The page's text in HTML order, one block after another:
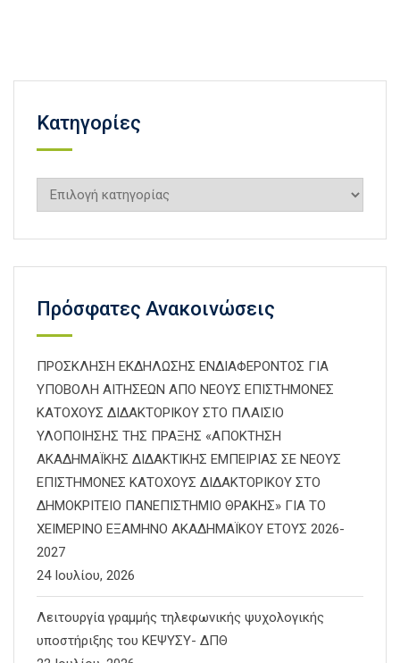
Kατηγορίες
Kατηγορίες
Πρόσφατες Ανακοινώσεις
ΠΡΟΣΚΛΗΣΗ ΕΚΔΗΛΩΣΗΣ ΕΝΔΙΑΦΕΡΟΝΤΟΣ ΓΙΑ
ΥΠΟΒΟΛΗ ΑΙΤΗΣΕΩΝ ΑΠΟ ΝΕΟΥΣ ΕΠΙΣΤΗΜΟΝΕΣ
ΚΑΤΟΧΟΥΣ ΔΙΔΑΚΤΟΡΙΚΟΥ ΣΤΟ ΠΛΑΙΣΙΟ
ΥΛΟΠΟΙΗΣΗΣ ΤΗΣ ΠΡΑΞΗΣ «ΑΠΟΚΤΗΣΗ
ΑΚΑΔΗΜΑΪΚΗΣ ΔΙΔΑΚΤΙΚΗΣ ΕΜΠΕΙΡΙΑΣ ΣΕ ΝΕΟΥΣ
ΕΠΙΣΤΗΜΟΝΕΣ ΚΑΤΟΧΟΥΣ ΔΙΔΑΚΤΟΡΙΚΟΥ ΣΤΟ
ΔΗΜΟΚΡΙΤΕΙΟ ΠΑΝΕΠΙΣΤΗΜΙΟ ΘΡΑΚΗΣ» ΓΙΑ ΤΟ
ΧΕΙΜΕΡΙΝΟ ΕΞΑΜΗΝΟ ΑΚΑΔΗΜΑΪΚΟΥ ΕΤΟΥΣ 2026-
2027
24 Ιουλίου, 2026
Λειτουργία γραμμής τηλεφωνικής ψυχολογικής
υποστήριξης του ΚΕΨΥΣΥ- ΔΠΘ